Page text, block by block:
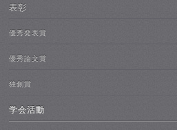
表彰
優秀発表賞
優秀論文賞
独創賞
学会活動